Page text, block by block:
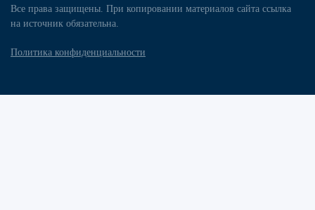
Все права защищены. При копировании материалов сайта ссылка
на источник обязательна.
Политика конфиденциальности